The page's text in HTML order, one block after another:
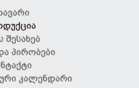
შესახებ
პირობები
კალენდარი